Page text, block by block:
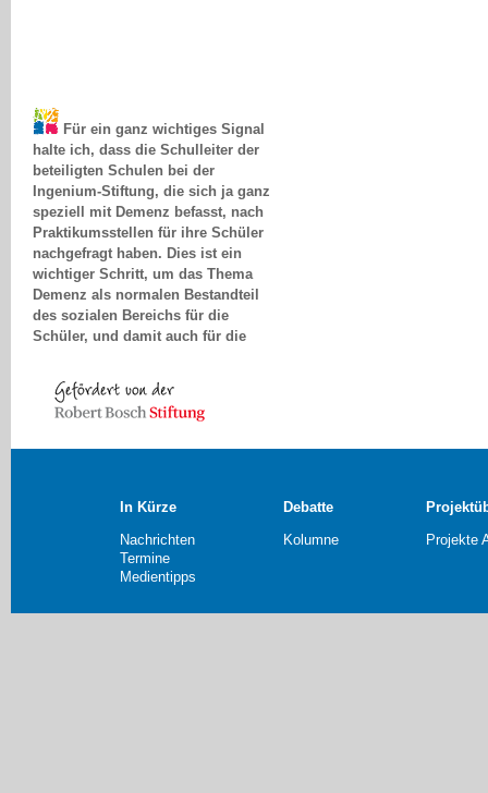
halte ich, dass die Schulleiter der
beteiligten Schulen bei der
Ingenium-Stiftung, die sich ja ganz
speziell mit Demenz befasst, nach
Praktikumsstellen für ihre Schüler
nachgefragt haben. Dies ist ein
wichtiger Schritt, um das Thema
Demenz als normalen Bestandteil
des sozialen Bereichs für die
Schüler, und damit auch für die
zukünftigen Erwachsenen,
Hemmungen und Stigmatisierung
abzubauen.
In Kürze
Nachrichten
Termine
Medientipps
Debatte
Kolumne
Projekte